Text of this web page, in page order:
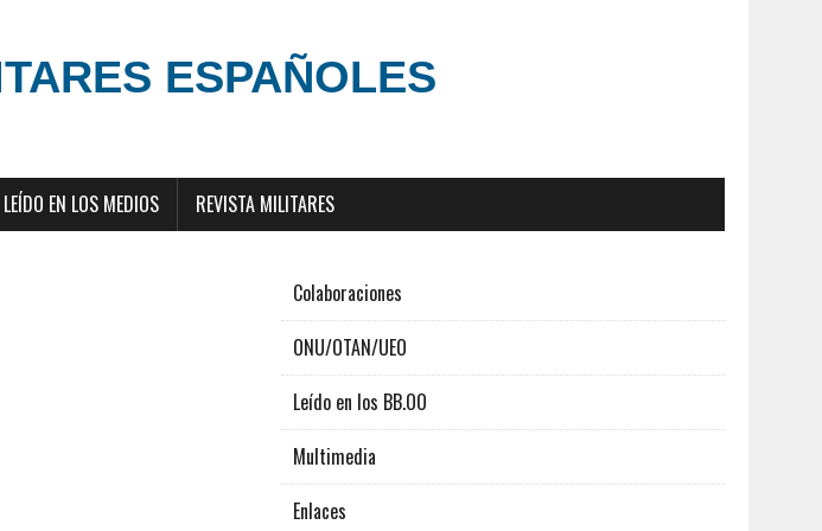
ESPAÑOLES
LEÍDO EN LOS MEDIOS REVISTA MILITARES
Colaboraciones
ONU/OTAN/UEO
Leído en los BB.OO
Multimedia
Enlaces